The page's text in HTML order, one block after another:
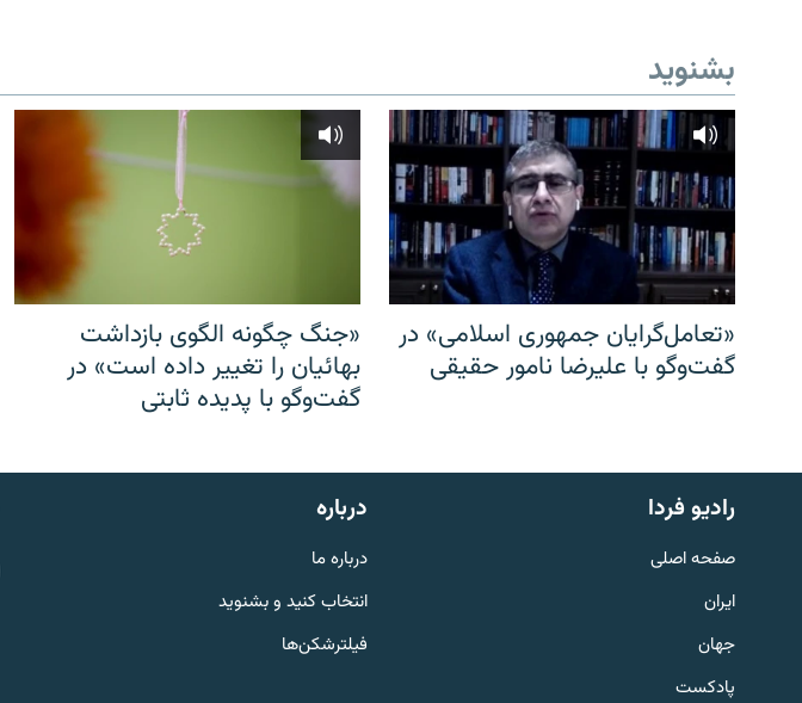
English
به ما بپیوندید
بشنوید
«تعامل‌گرایان جمهوری اسلامی» در
گفت‌وگو با علیرضا نامور حقیقی
«جنگ چگونه الگوی بازداشت
بهائیان را تغییر داده است» در
گفت‌وگو با پدیده ثابتی
رادیو فردا
صفحه اصلی
ایران
جهان
پادکست
درباره
درباره ما
انتخاب کنید و بشنوید
فیلترشکن‌ها